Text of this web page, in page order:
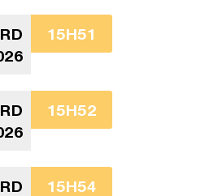
15H51
15H52
15H54